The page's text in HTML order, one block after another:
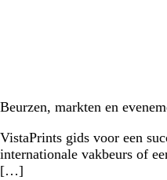
Beurzen, markten en
VistaPrints gids voor een
internationale vakbeurs of
[…]